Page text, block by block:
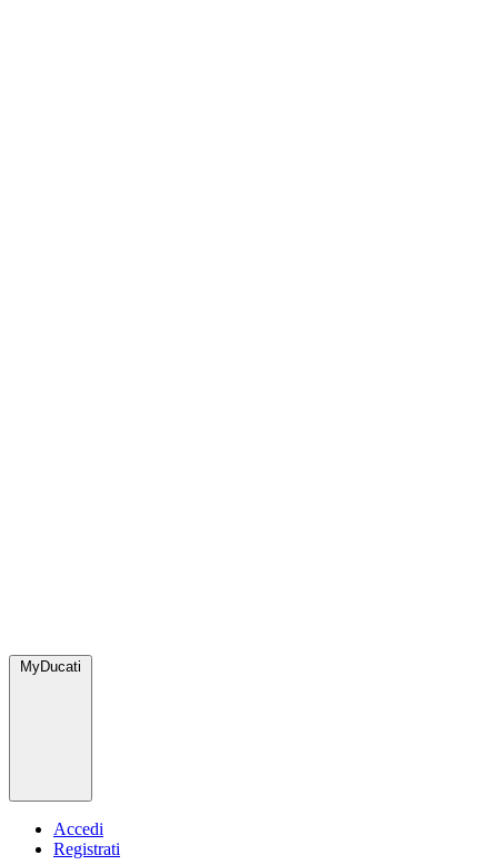
MyDucati
Accedi
Registrati